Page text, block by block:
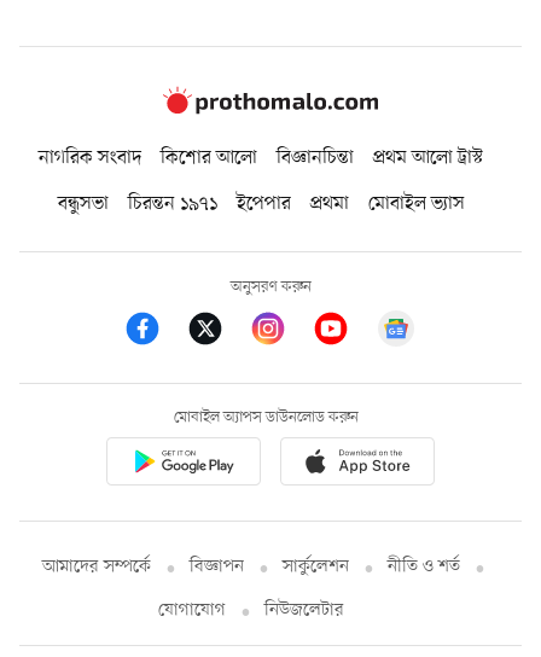
নাগরিক সংবাদ কিশোর আলো বিজ্ঞানচিন্তা
প্রথম আলো ট্রাস্ট
বন্ধুসভা
চিরন্তন ১৯৭১ ইপেপার প্রথমা মোবাইল ভ্যাস
অনুসরণ করুন
মোবাইল অ্যাপস ডাউনলোড করুন
আমাদের সম্পর্কে বিজ্ঞাপন সার্কুলেশন
নীতি ও শর্ত
যোগাযোগ
নিউজলেটার